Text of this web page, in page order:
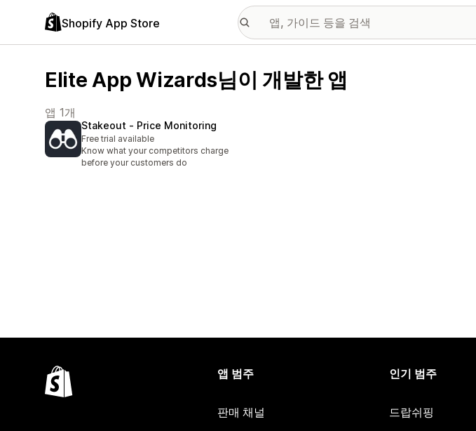
Shopify App Store
Elite App Wizards님이 개발한 앱
앱 1개
Stakeout ‑ Price Monitoring
Free trial available
Know what your competitors charge
before your customers do
앱 범주
판매 채널
인기 범주
드랍쉬핑